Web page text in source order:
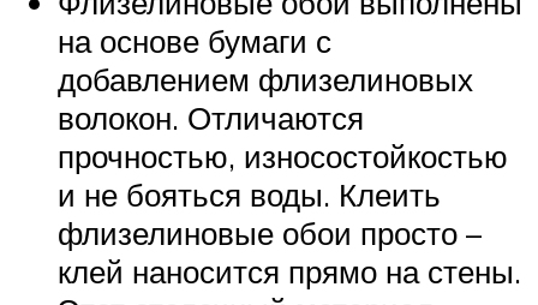
на основе бумаги с
добавлением флизелиновых
волокон. Отличаются
прочностью, износостойкостью
и не бояться воды. Клеить
флизелиновые обои просто –
клей наносится прямо на стены.